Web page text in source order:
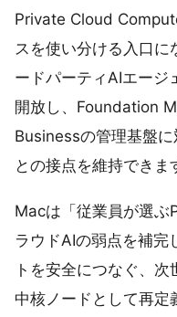
Private Cloud
スを使い分ける入口
ードパーティAIエー
開放し、Foundation
Businessの管理基盤
との接点を維持できま
Macは「従業員が選ぶ
ラウドAIの弱点を補完
トを安全につなぐ、
中核ノードとして再定